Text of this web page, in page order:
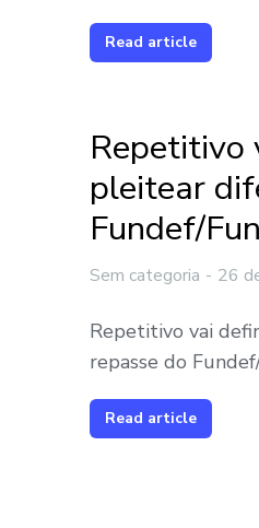
Read article
Repetitivo
pleitear
Fundef/
Sem categoria 26
Repetitivo vai
repasse do
Read article